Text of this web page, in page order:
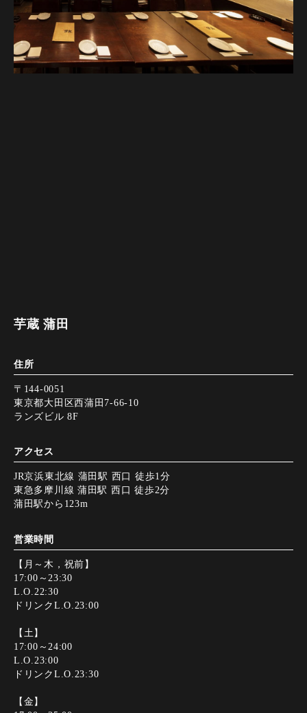
芋蔵 蒲田
住所
〒144-0051
東京都大田区西蒲田7-66-10
ランズビル 8F
アクセス
JR京浜東北線 蒲田駅 西口 徒歩1分
東急多摩川線 蒲田駅 西口 徒歩2分
蒲田駅から123m
営業時間
【月～木，祝前】
17:00～23:30
L.O.22:30
ドリンクL.O.23:00
【土】
17:00～24:00
L.O.23:00
ドリンクL.O.23:30
【金】